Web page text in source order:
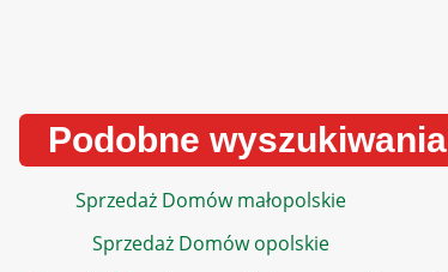
Podobne wyszukiwania
Sprzedaż Domów małopolskie
Sprzedaż Domów opolskie